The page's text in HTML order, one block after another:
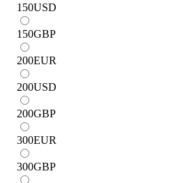
150USD
150GBP
200EUR
200USD
200GBP
300EUR
300GBP